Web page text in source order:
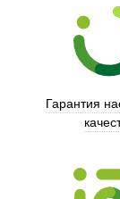
Гарантия